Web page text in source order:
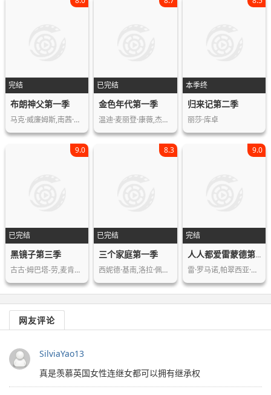
完结
布朗神父第一季
马克·威廉姆斯,南茜·卡罗尔,索查·库…
已完结
金色年代第一季
温迪·麦丽登·康薇,杰夫·格尔林,Ge…
本季终
归来记第二季
丽莎·库卓
已完结
9.0
黑镜子第三季
古古·姆巴塔-劳,麦肯兹·戴维斯,布莱…
已完结
8.3
三个家庭第一季
西妮德·基南,洛拉·佩蒂克鲁,艾米·詹…
完结
9.0
人人都爱雷蒙德第七季
雷·罗马诺,帕翠西亚·希顿,布拉德·加…
网友评论
SilviaYao13
真是羡慕英国女性连继女都可以拥有继承权